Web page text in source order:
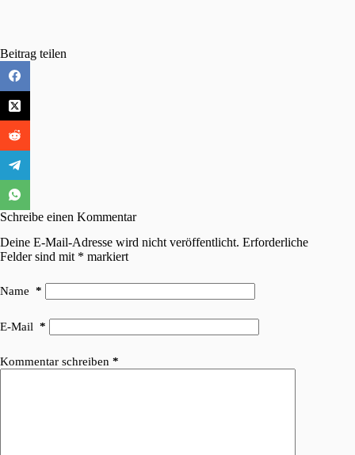
Beitrag teilen
Schreibe einen Kommentar
Deine E-Mail-Adresse wird nicht veröffentlicht. Erforderliche
Felder sind mit * markiert
Name *
E-Mail *
Kommentar schreiben *